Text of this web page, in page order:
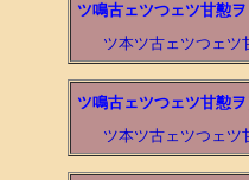
ツ鳴古ェツつェツ甘懃
ツ本ツ古ェツつェ
ツ鳴古ェツつェツ甘懃
ツ本ツ古ェツつェ